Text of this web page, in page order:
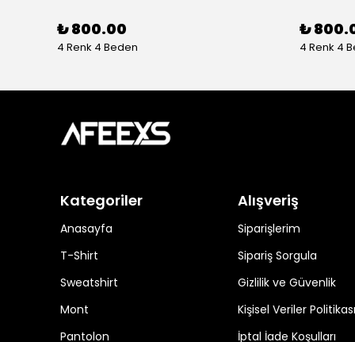
₺ 800.00
4 Renk 4 Beden
₺
4 Renk 4
Kategoriler
Anasayfa
T-Shirt
Sweatshirt
Mont
Pantolon
Alışveriş
Siparişlerim
Sipariş Sorgula
Gizlilik ve Güvenlik
Kişisel Veriler Politikası
İptal İade Koşulları